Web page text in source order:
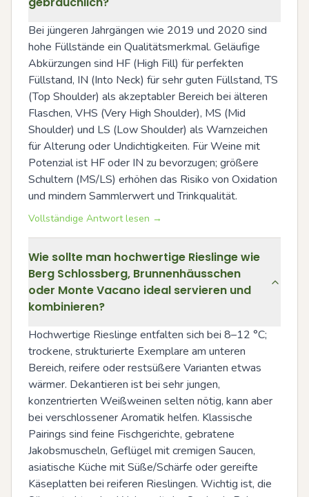
Bei jüngeren Jahrgängen wie 2019 und 2020 sind
hohe Füllstände ein Qualitätsmerkmal. Geläufige
Abkürzungen sind HF (High Fill) für perfekten
Füllstand, IN (Into Neck) für sehr guten Füllstand, TS
(Top Shoulder) als akzeptabler Bereich bei älteren
Flaschen, VHS (Very High Shoulder), MS (Mid
Shoulder) und LS (Low Shoulder) als Warnzeichen
für Alterung oder Undichtigkeiten. Für Weine mit
Potenzial ist HF oder IN zu bevorzugen; größere
Schultern (MS/LS) erhöhen das Risiko von Oxidation
und mindern Sammlerwert und Trinkqualität.
Vollständige Antwort lesen →
Wie sollte man hochwertige Rieslinge wie
Berg Schlossberg, Brunnenhäusschen
oder Monte Vacano ideal servieren und
kombinieren?
Hochwertige Rieslinge entfalten sich bei 8–12 °C;
trockene, strukturierte Exemplare am unteren
Bereich, reifere oder restsüßere Varianten etwas
wärmer. Dekantieren ist bei sehr jungen,
konzentrierten Weißweinen selten nötig, kann aber
bei verschlossener Aromatik helfen. Klassische
Pairings sind feine Fischgerichte, gebratene
Jakobsmuscheln, Geflügel mit cremigen Saucen,
asiatische Küche mit Süße/Schärfe oder gereifte
Käseplatten bei reiferen Rieslingen. Wichtig ist, die